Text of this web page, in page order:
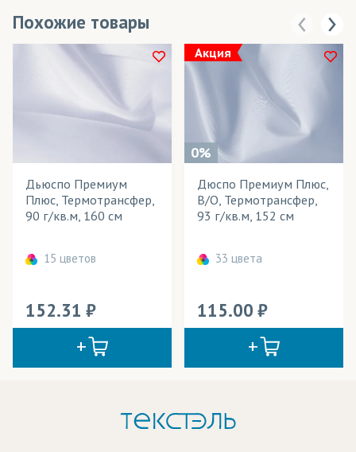
Похожие товары
Дьюспо Премиум
Плюс, Термотрансфер,
90 г/кв.м, 160 см
15 цветов
152.31
Акция
0%
Дюспо Премиум Плюс,
В/О, Термотрансфер,
93 г/кв.м, 152 см
33 цвета
115.00